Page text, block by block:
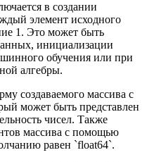
в создании
элемент исходного
1. Это может быть
инициализации
обучения или при
алгебры.
создаваемого массива с
может быть представлен
чисел. Также
массива с помощью
равен `float64`.